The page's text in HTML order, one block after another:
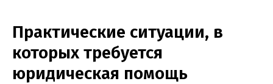
Практические ситуации, в
которых требуется
юридическая помощь